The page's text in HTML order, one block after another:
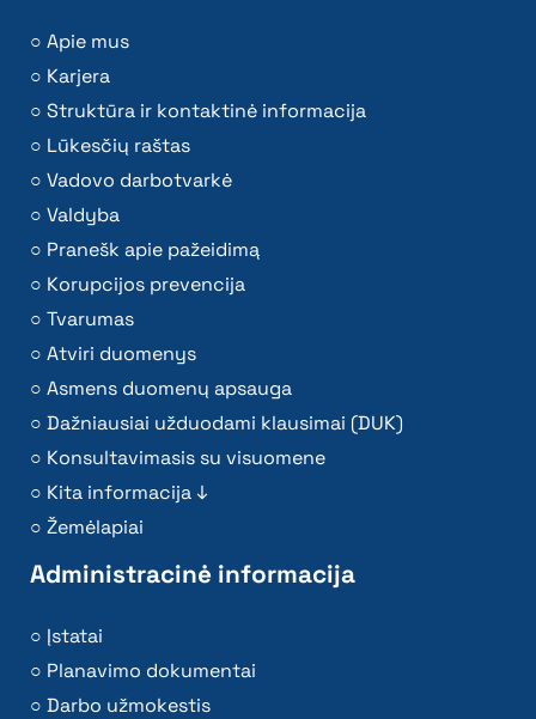
Apie mus
Karjera
Struktūra ir kontaktinė informacija
Lūkesčių raštas
Vadovo darbotvarkė
Valdyba
Pranešk apie pažeidimą
Korupcijos prevencija
Tvarumas
Atviri duomenys
Asmens duomenų apsauga
Dažniausiai užduodami klausimai (DUK)
Konsultavimasis su visuomene
Kita informacija ↓
Žemėlapiai
Administracinė informacija
Įstatai
Planavimo dokumentai
Darbo užmokestis